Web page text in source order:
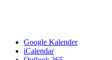
Google Kalender
iCalendar